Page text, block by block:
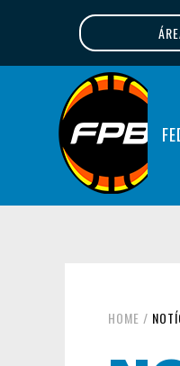
HOME /